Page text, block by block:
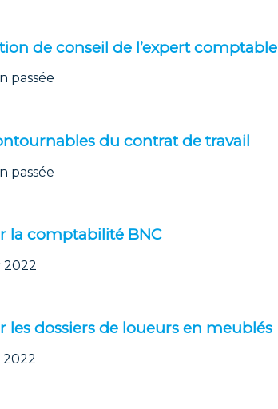
de conseil de l’expert comptable
passée
du contrat de travail
passée
la comptabilité BNC
2022
les dossiers de loueurs en meublés
2022